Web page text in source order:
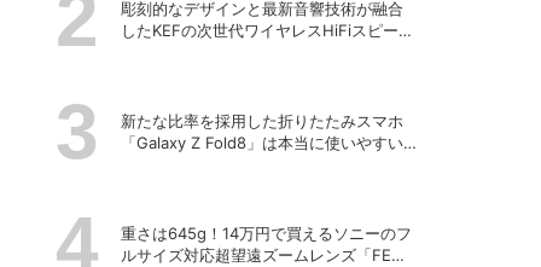
彫刻的なデザインと最新音響技術が融合
したKEFの次世代ワイヤレスHiFiスピーカ
新たな比率を採用した折りたたみスマホ
「Galaxy Z Fold8」は本当に使いやすい
重さは645g！14万円で買えるソニーのフ
ルサイズ対応超望遠ズームレンズ「FE